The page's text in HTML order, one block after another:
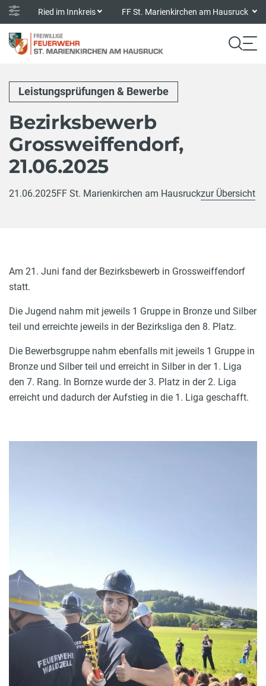
Ried im Innkreis FF St. Marienkirchen am Hausruck
Leistungsprüfungen & Bewerbe
Bezirksbewerb
Grossweiffendorf,
21.06.2025
21.06.2025FF St. Marienkirchen am Hausruckzur Übersicht
Am 21. Juni fand der Bezirksbewerb in Grossweiffendorf
statt.
Die Jugend nahm mit jeweils 1 Gruppe in Bronze und Silber
teil und erreichte jeweils in der Bezirksliga den 8. Platz.
Die Bewerbsgruppe nahm ebenfalls mit jeweils 1 Gruppe in
Bronze und Silber teil und erreicht in Silber in der 1. Liga
den 7. Rang. In Bornze wurde der 3. Platz in der 2. Liga
erreicht und dadurch der Aufstieg in die 1. Liga geschafft.